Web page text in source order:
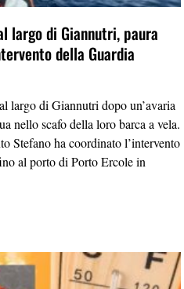
largo di Giannutri, paura
della Guardia
largo di Giannutri dopo un’avaria
nello scafo della loro barca a vela.
Stefano ha coordinato l’intervento
al porto di Porto Ercole in